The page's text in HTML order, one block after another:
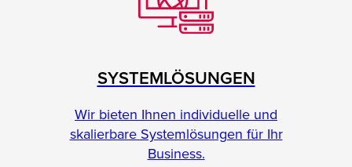
SYSTEMLÖSUNGEN
Wir bieten Ihnen individuelle und
skalierbare Systemlösungen für Ihr
Business.